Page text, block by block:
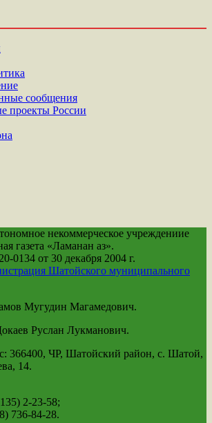
сообщения
проекты России
некоммерческое учреждениие
газета «Ламанан аз».
0134 от 30 декабря 2004 г.
Шатойского муниципального
Мугудин Магамедович.
Руслан Лукманович.
366400, ЧР, Шатойский район, с. Шатой,
14.
2-23-58;
736-84-28.